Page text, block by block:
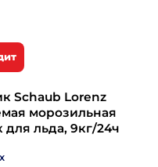
Schaub Lorenz
морозильная
для льда, 9кг/24ч